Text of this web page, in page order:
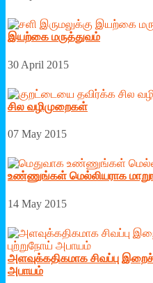
இயற்கை மருத்துவம்
30 April 2015
சில வழிமுறைகள்
07 May 2015
உண்ணுங்கள் மெல்லியராக
14 May 2015
அளவுக்கதிகமாக சிவப்பு
அபாயம்